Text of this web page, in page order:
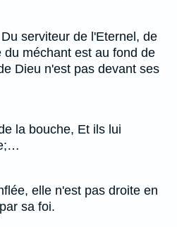
serviteur de l'Eternel, de
méchant est au fond de
Dieu n'est pas devant ses
la bouche, Et ils lui
elle n'est pas droite en
sa foi.